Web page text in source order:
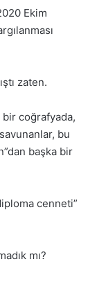
Ekim
zaten.
bir coğrafyada,
bu
başka bir
cenneti”
mı?